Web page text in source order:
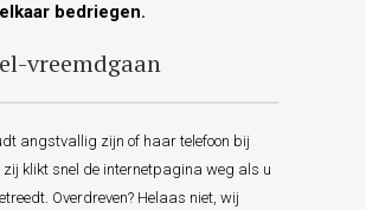
bedriegen.
vreemdgaan
angstvallig zijn of haar telefoon bij
zij klikt snel de internetpagina weg als u
Overdreven? Helaas niet, wij